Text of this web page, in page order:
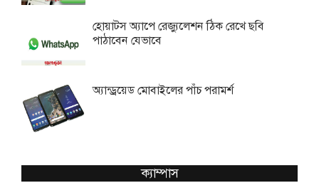
হোয়াটস অ্যাপে রেজ্যুলেশন ঠিক রেখে ছবি
পাঠাবেন যেভাবে
অ্যান্ড্রয়েড মোবাইলের পাঁচ পরামর্শ
ক্যাম্পাস